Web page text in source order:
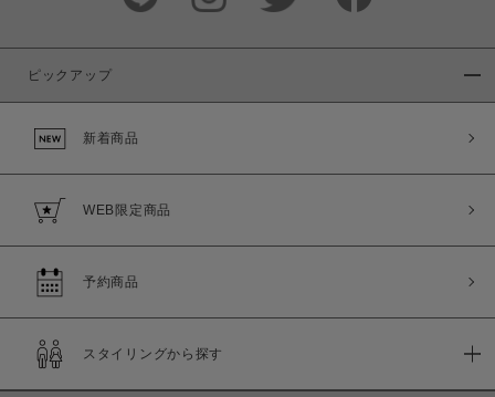
ピックアップ
新着商品
WEB限定商品
予約商品
スタイリングから探す